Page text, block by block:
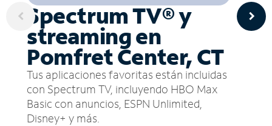
Spectrum TV® y
streaming en
Pomfret Center, CT
Tus aplicaciones favoritas están incluidas
con Spectrum TV, incluyendo HBO Max
Basic con anuncios, ESPN Unlimited,
Disney+ y más.